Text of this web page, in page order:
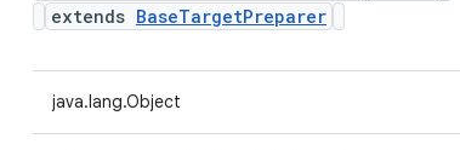
extends BaseTargetPreparer
java.lang.Object